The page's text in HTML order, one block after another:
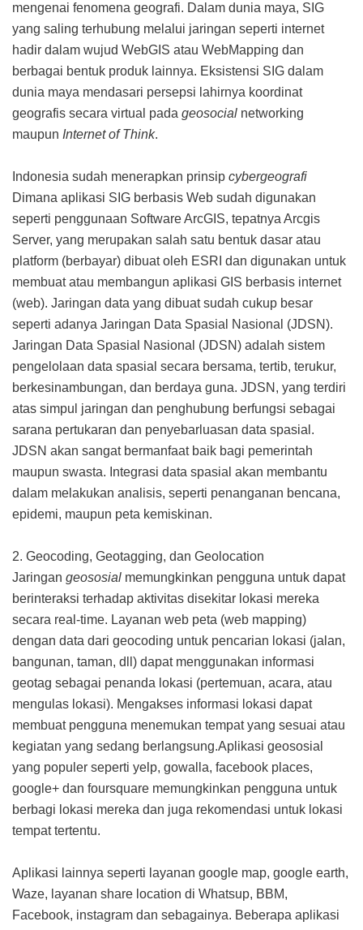
mengenai fenomena geografi. Dalam dunia maya, SIG
yang saling terhubung melalui jaringan seperti internet
hadir dalam wujud WebGIS atau WebMapping dan
berbagai bentuk produk lainnya. Eksistensi SIG dalam
dunia maya mendasari persepsi lahirnya koordinat
geografis secara virtual pada geosocial networking
maupun Internet of Think.
Indonesia sudah menerapkan prinsip cybergeografi
Dimana aplikasi SIG berbasis Web sudah digunakan
seperti penggunaan Software ArcGIS, tepatnya Arcgis
Server, yang merupakan salah satu bentuk dasar atau
platform (berbayar) dibuat oleh ESRI dan digunakan untuk
membuat atau membangun aplikasi GIS berbasis internet
(web). Jaringan data yang dibuat sudah cukup besar
seperti adanya Jaringan Data Spasial Nasional (JDSN).
Jaringan Data Spasial Nasional (JDSN) adalah sistem
pengelolaan data spasial secara bersama, tertib, terukur,
berkesinambungan, dan berdaya guna. JDSN, yang terdiri
atas simpul jaringan dan penghubung berfungsi sebagai
sarana pertukaran dan penyebarluasan data spasial.
JDSN akan sangat bermanfaat baik bagi pemerintah
maupun swasta. Integrasi data spasial akan membantu
dalam melakukan analisis, seperti penanganan bencana,
epidemi, maupun peta kemiskinan.
2. Geocoding, Geotagging, dan Geolocation
Jaringan geososial memungkinkan pengguna untuk dapat
berinteraksi terhadap aktivitas disekitar lokasi mereka
secara real-time. Layanan web peta (web mapping)
dengan data dari geocoding untuk pencarian lokasi (jalan,
bangunan, taman, dll) dapat menggunakan informasi
geotag sebagai penanda lokasi (pertemuan, acara, atau
mengulas lokasi). Mengakses informasi lokasi dapat
membuat pengguna menemukan tempat yang sesuai atau
kegiatan yang sedang berlangsung.Aplikasi geososial
yang populer seperti yelp, gowalla, facebook places,
google+ dan foursquare memungkinkan pengguna untuk
berbagi lokasi mereka dan juga rekomendasi untuk lokasi
tempat tertentu.
Aplikasi lainnya seperti layanan google map, google earth,
Waze, layanan share location di Whatsup, BBM,
Facebook, instagram dan sebagainya. Beberapa aplikasi